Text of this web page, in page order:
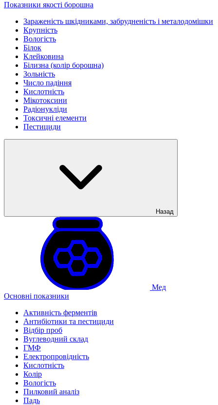
Показники якості борошна
Зараженість шкідниками, забрудненість і металодомішки
Крупність
Вологість
Білок
Клейковина
Білизна (колір борошна)
Зольність
Число падіння
Кислотність
Мікотоксини
Радіонукліди
Токсичні елементи
Пестициди
Назад
Мед
Основні показники
Активність ферментів
Антибіотики та пестициди
Відбір проб
Вуглеводний склад
ГМФ
Електропровідність
Кислотність
Колір
Вологість
Пилковий аналіз
Падь